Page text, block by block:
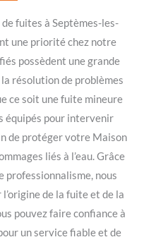
fuites à Septèmes-les-
une priorité chez notre
possèdent une grande
résolution de problèmes
ce soit une fuite mineure
équipés pour intervenir
de protéger votre Maison
liés à l’eau. Grâce
nous
de la fuite et de la
pouvez faire confiance à
un service fiable et de